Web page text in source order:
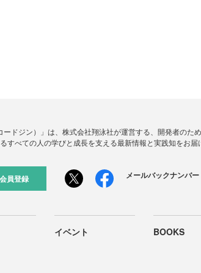
ードジン）」は、株式会社翔泳社が運営する、開発者の
すべての人の学びと成長を支える最新情報と実践知をお届
員登録 メールバックナンバー
イベント BOOKS